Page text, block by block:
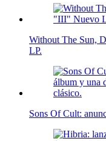
Without The Sun,
LP.
Sons Of Cult: